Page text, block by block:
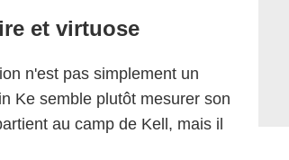
et virtuose
n'est pas simplement un
Ke semble plutôt mesurer son
au camp de Kell, mais il